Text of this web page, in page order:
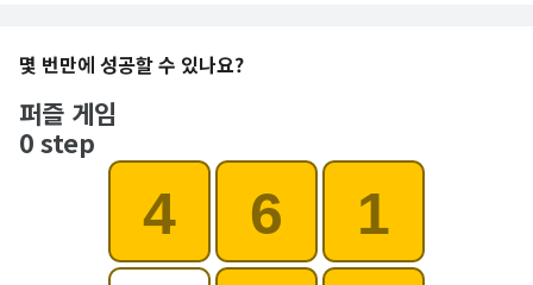
몇 번만에 성공할 수 있나요?
퍼즐 게임
0 step
4 6
1